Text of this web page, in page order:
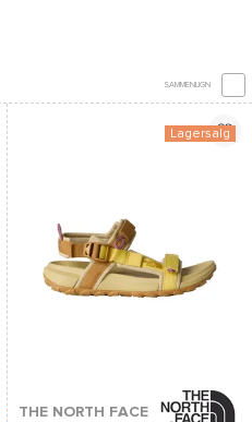
SAMMENLIGN
Lagersalg
THE NORTH FACE